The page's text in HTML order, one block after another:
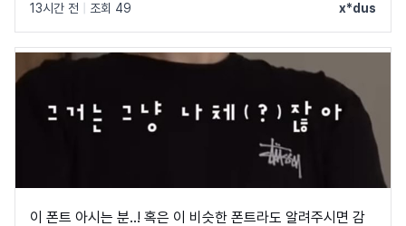
13시간 전 조회 49 x*dus
이 폰트 아시는 분..! 혹은 이 비슷한 폰트라도 알려주시면 감